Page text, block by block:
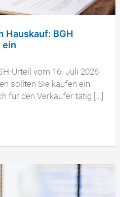
Hauskauf: BGH
ein
Urteil vom 16. Juli 2026
sollten Sie kaufen ein
für den Verkäufer tätig […]